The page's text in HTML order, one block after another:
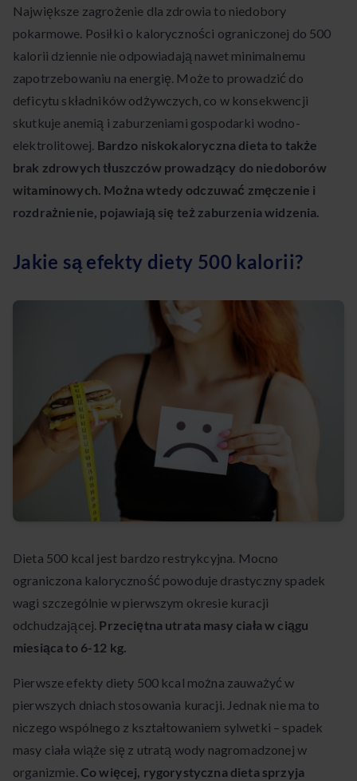
Największe zagrożenie dla zdrowia to niedobory
pokarmowe. Posiłki o kaloryczności ograniczonej do 500
kalorii dziennie nie odpowiadają nawet minimalnemu
zapotrzebowaniu na energię. Może to prowadzić do
deficytu składników odżywczych, co w konsekwencji
skutkuje anemią i zaburzeniami gospodarki wodno-
elektrolitowej. Bardzo niskokaloryczna dieta to także
brak zdrowych tłuszczów prowadzący do niedoborów
witaminowych. Można wtedy odczuwać zmęczenie i
rozdrażnienie, pojawiają się też zaburzenia widzenia.
Jakie są efekty diety 500 kalorii?
Dieta 500 kcal jest bardzo restrykcyjna. Mocno
ograniczona kaloryczność powoduje drastyczny spadek
wagi szczególnie w pierwszym okresie kuracji
odchudzającej. Przeciętna utrata masy ciała w ciągu
miesiąca to 6-12 kg.
Pierwsze efekty diety 500 kcal można zauważyć w
pierwszych dniach stosowania kuracji. Jednak nie ma to
niczego wspólnego z kształtowaniem sylwetki – spadek
masy ciała wiąże się z utratą wody nagromadzonej w
organizmie. Co więcej, rygorystyczna dieta sprzyja